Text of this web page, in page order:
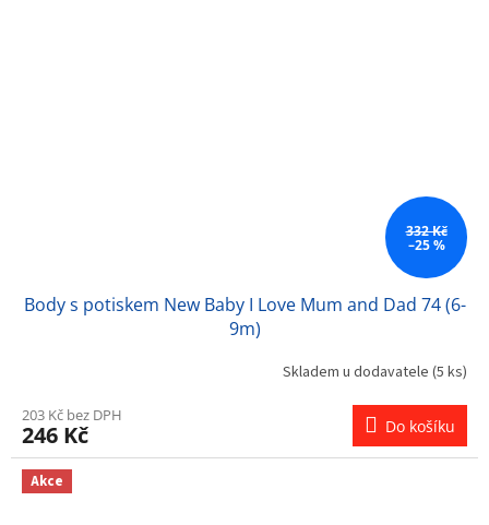
332 Kč
–25 %
Body s potiskem New Baby I Love Mum and Dad 74 (6-
9m)
Skladem u dodavatele (5 ks)
203 Kč bez DPH
246 Kč Do košíku
Akce